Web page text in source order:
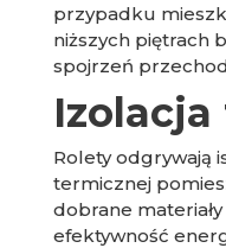
przypadku
niższych piętrach
spojrzeń
Rolety odgrywają
termicznej
dobrane
efektywność